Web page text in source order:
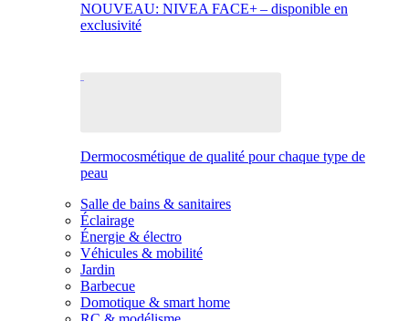
NOUVEAU: NIVEA FACE+ – disponible en
exclusivité
Dermocosmétique de qualité pour chaque type de
peau
Salle de bains & sanitaires
Éclairage
Énergie & électro
Véhicules & mobilité
Jardin
Barbecue
Domotique & smart home